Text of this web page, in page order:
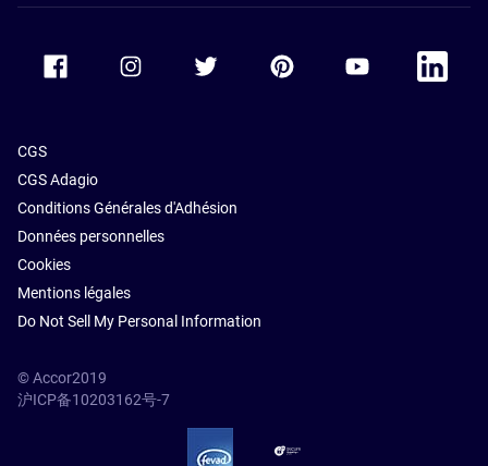
Accor Facebook Accor TwitterAccor PinterestAccor Youtube
Accor
CGS
CGS Adagio
Conditions Générales d'Adhésion
Données personnelles
Cookies
Mentions légales
Do Not Sell My Personal Information
© Accor2019
沪ICP备10203162号-7